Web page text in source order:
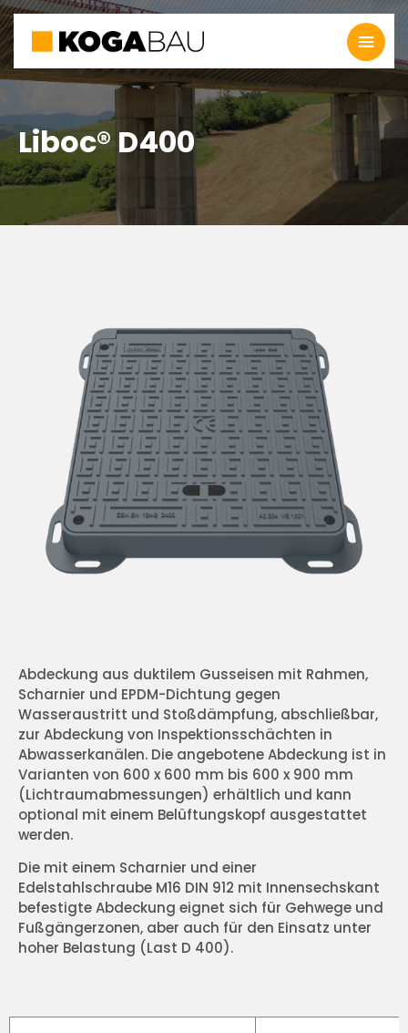
Liboc® D400
Abdeckung aus duktilem Gusseisen mit Rahmen,
Scharnier und EPDM-Dichtung gegen
Wasseraustritt und Stoßdämpfung, abschließbar,
zur Abdeckung von Inspektionsschächten in
Abwasserkanälen. Die angebotene Abdeckung ist in
Varianten von 600 x 600 mm bis 600 x 900 mm
(Lichtraumabmessungen) erhältlich und kann
optional mit einem Belüftungskopf ausgestattet
werden.
Die mit einem Scharnier und einer
Edelstahlschraube M16 DIN 912 mit Innensechskant
befestigte Abdeckung eignet sich für Gehwege und
Fußgängerzonen, aber auch für den Einsatz unter
hoher Belastung (Last D 400).